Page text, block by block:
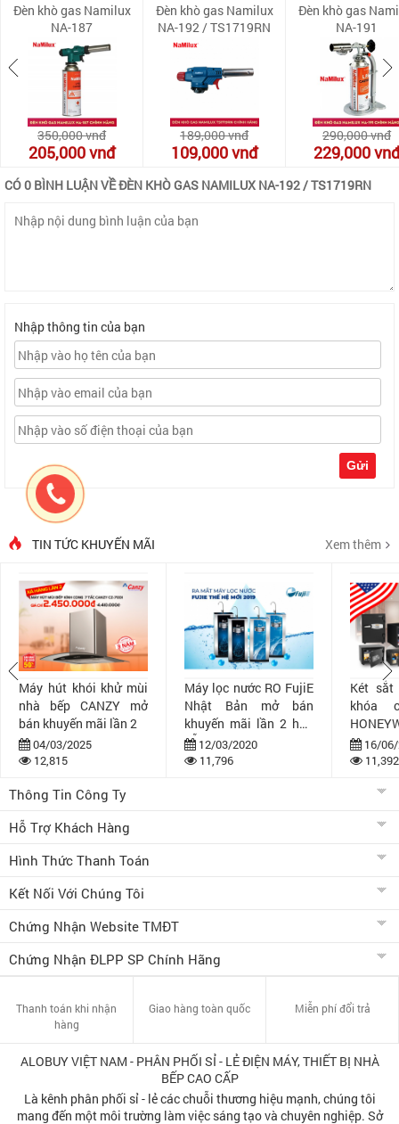
Đèn khò gas Namilux
NA-187
350,000vnđ
205,000vnđ
Đèn khò gas Namilux
NA-192 / TS1719RN
189,000vnđ
109,000vnđ
Đèn khò gas
NA-191
290,000vnđ
229,000
CÓ 0 BÌNH LUẬN VỀ ĐÈN KHÒ GAS NAMILUX NA-192 / TS1719RN
Nhập thông tin của bạn
Gửi
TIN TỨC KHUYẾN MÃI Xem thêm
Máy hút khói khử mùi
nhà bếp CANZY mở
bán khuyến mãi lần 2
04/03/2025
12,815
Máy lọc nước RO FujiE
Nhật Bản mở bán
khuyến mãi lần 2 hấp
dẫn12/03/2020
11,796
Két sắt
khóa
bán16/
11,392
Thông Tin Công Ty
Hỗ Trợ Khách Hàng
Hình Thức Thanh Toán
Kết Nối Với Chúng Tôi
Chứng Nhận Website TMĐT
Chứng Nhận ĐLPP SP Chính Hãng
Thanh toán khi nhận
hàng
Giao hàng toàn quốc Miễn phí đổi trả
ALOBUY VIỆT NAM - PHÂN PHỐI SỈ - LẺ ĐIỆN MÁY, THIẾT BỊ NHÀ
BẾP CAO CẤP
Là kênh phân phối sỉ - lẻ các chuỗi thương hiệu mạnh, chúng tôi
mang đến một môi trường làm việc sáng tạo và chuyên nghiệp. Sở